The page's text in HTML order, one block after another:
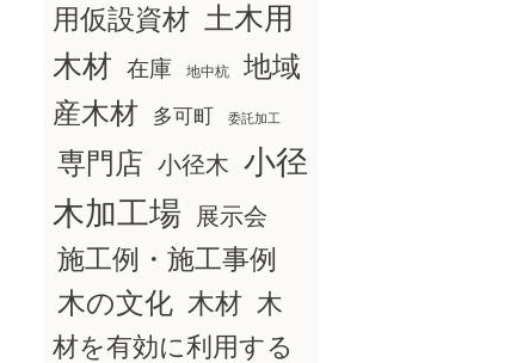
用仮設資材 土木用
木材 在庫 地中杭
地域
産木材
多可町 委託加工
専門店 小径木 小径
木加工場
展示会
施工例・施工事例
木の文化 木材 木
材を有効に利用する